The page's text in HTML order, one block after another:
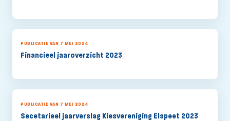
PUBLICATIE VAN 7 MEI 2024
Financieel jaaroverzicht 2023
PUBLICATIE VAN 7 MEI 2024
Secetarieel jaarverslag Kiesvereniging Elspeet 2023